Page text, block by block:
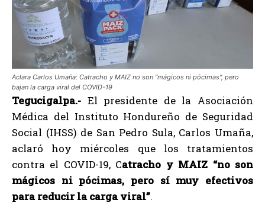
Aclara Carlos Umaña: Catracho y MAIZ no son "mágicos ni pócimas", pero
bajan la carga viral del COVID-19
Tegucigalpa.- El presidente de la Asociación
Médica del Instituto Hondureño de Seguridad
Social (IHSS) de San Pedro Sula, Carlos Umaña,
aclaró hoy miércoles que los tratamientos
contra el COVID-19, Catracho y MAIZ “no son
mágicos ni pócimas, pero sí muy efectivos
para reducir la carga viral”.